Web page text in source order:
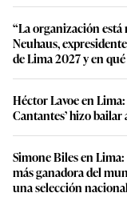
“La organización
Neuhaus,
de Lima 2027 y en
Héctor Lavoe en
Cantantes’ hizo bailar
Simone Biles en Lima:
más ganadora del
una selección nacional